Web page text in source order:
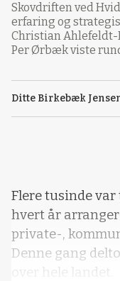
Skovdriften ved
erfaring og
Christian Ahlefeldt-
Per Ørbæk viste
Ditte Birkebæk
Flere tusinde var
hvert år
private-,
Denne gang
over hele landet.